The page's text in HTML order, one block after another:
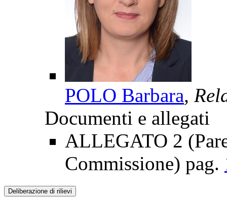
POLO Barbara,
Documenti e allegati
ALLEGATO 2
Commissione) pag.
Deliberazione di rilievi